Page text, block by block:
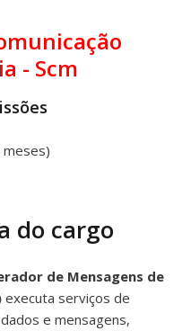
- Scm
do cargo
de Mensagens de
executa serviços de
e mensagens,